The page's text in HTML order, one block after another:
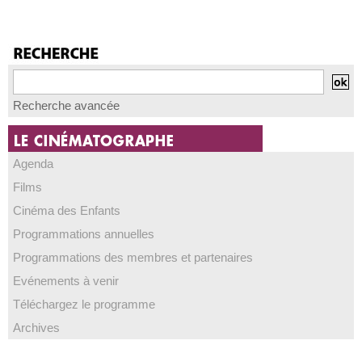
Recherche avancée
Agenda
Films
Cinéma des Enfants
Programmations annuelles
Programmations des membres et partenaires
Evénements à venir
Téléchargez le programme
Archives